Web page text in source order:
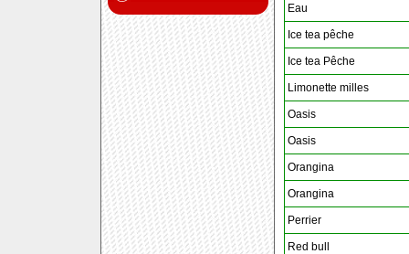
Eau
Ice tea pêche
Ice tea Pêche
Limonette milles
Oasis
Oasis
Orangina
Orangina
Perrier
Red bull